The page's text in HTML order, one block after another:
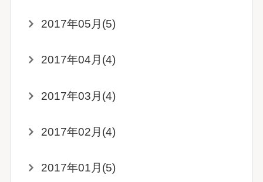
2017年05月(5)
2017年04月(4)
2017年03月(4)
2017年02月(4)
2017年01月(5)